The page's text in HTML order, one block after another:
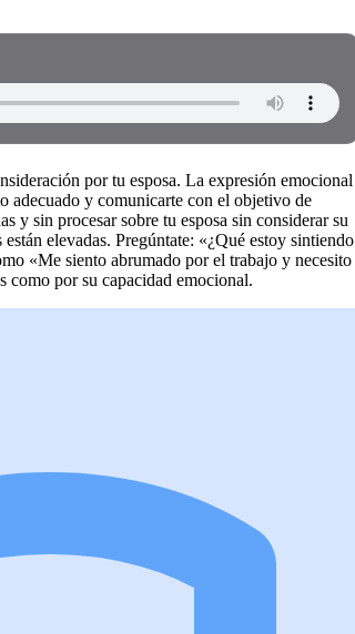
por tu esposa. La expresión emocional
adecuado y comunicarte con el objetivo de
y sin procesar sobre tu esposa sin considerar su
elevadas. Pregúntate: «¿Qué estoy sintiendo
«Me siento abrumado por el trabajo y necesito
como por su capacidad emocional.